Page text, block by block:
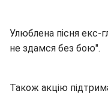
Улюблена пісня екс-
не здамся без бою".
Також акцію